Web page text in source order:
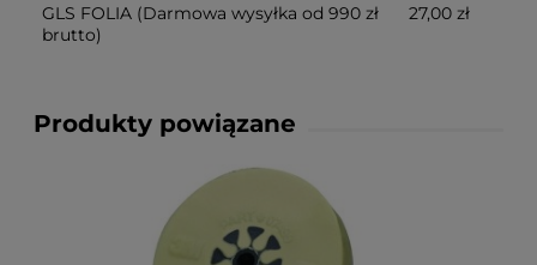
GLS FOLIA (Darmowa wysyłka od 990 zł
brutto)
27,00 zł
Produkty powiązane